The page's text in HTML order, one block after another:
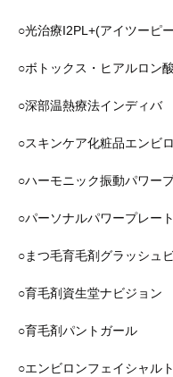
○光治療I2PL+(アイツーピ
○ボトックス・ヒアルロン酸
○深部温熱療法インディバ
○スキンケア化粧品エンビ
○ハーモニック振動パワー
○パーソナルパワープレート
○まつ毛育毛剤グラッシュ
○育毛剤資生堂ナビジョン
○育毛剤パントガール
○エンビロンフェイシャル